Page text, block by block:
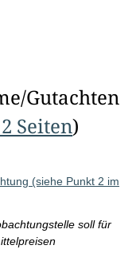
Gutachten
Seiten)
(siehe Punkt 2 im
soll für